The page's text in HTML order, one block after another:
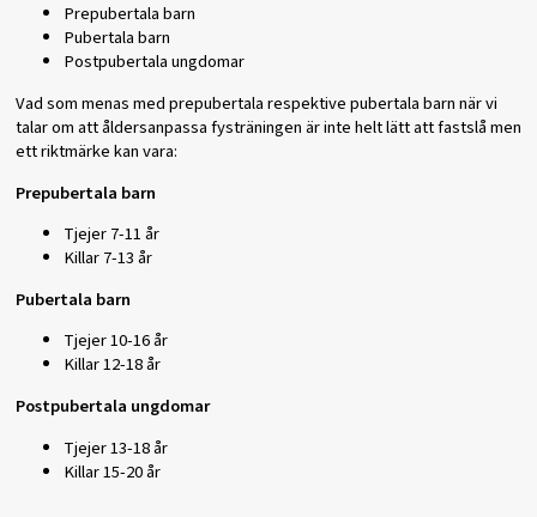
Prepubertala barn
Pubertala barn
Postpubertala ungdomar
Vad som menas med prepubertala respektive pubertala barn när vi
talar om att åldersanpassa fysträningen är inte helt lätt att fastslå men
ett riktmärke kan vara:
Prepubertala barn
Tjejer 7-11 år
Killar 7-13 år
Pubertala barn
Tjejer 10-16 år
Killar 12-18 år
Postpubertala ungdomar
Tjejer 13-18 år
Killar 15-20 år